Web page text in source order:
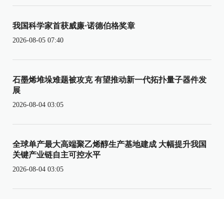
我国科学家首获威廉·诺德伯格奖章
2026-08-05 07:40
石墨烯堆垛难题被攻克 有望推动新一代拓扑量子器件发
展
2026-08-04 03:05
全球单产最大高端聚乙烯醇生产基地建成 大幅提升我国
关键产业链自主可控水平
2026-08-04 03:05